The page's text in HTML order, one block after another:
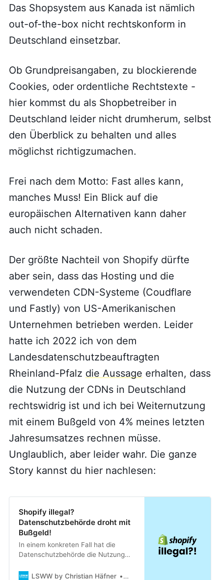
Das Shopsystem aus Kanada ist nämlich
out-of-the-box nicht rechtskonform in
Deutschland einsetzbar.
Ob Grundpreisangaben, zu blockierende
Cookies, oder ordentliche Rechtstexte -
hier kommst du als Shopbetreiber in
Deutschland leider nicht drumherum, selbst
den Überblick zu behalten und alles
möglichst richtigzumachen.
Frei nach dem Motto: Fast alles kann,
manches Muss! Ein Blick auf die
europäischen Alternativen kann daher
auch nicht schaden.
Der größte Nachteil von Shopify dürfte
aber sein, dass das Hosting und die
verwendeten CDN-Systeme (Coudflare
und Fastly) von US-Amerikanischen
Unternehmen betrieben werden. Leider
hatte ich 2022 ich von dem
Landesdatenschutzbeauftragten
Rheinland-Pfalz die Aussage erhalten, dass
die Nutzung der CDNs in Deutschland
rechtswidrig ist und ich bei Weiternutzung
mit einem Bußgeld von 4% meines letzten
Jahresumsatzes rechnen müsse.
Unglaublich, aber leider wahr. Die ganze
Story kannst du hier nachlesen:
Shopify illegal?
Datenschutzbehörde droht mit
Bußgeld!
In einem konkreten Fall hat die
Datenschutzbehörde die Nutzung
Dienste für rechtswidrig erklärt.
LSWW by Christian Häfner Christian Häfner